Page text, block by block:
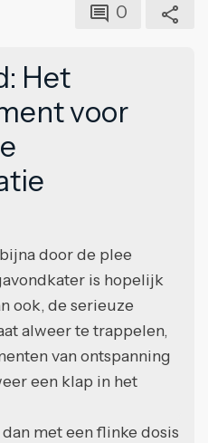
0
Het
voor
door de plee
is hopelijk
ook, de serieuze
alweer te trappelen,
van ontspanning
een klap in het
met een flinke dosis